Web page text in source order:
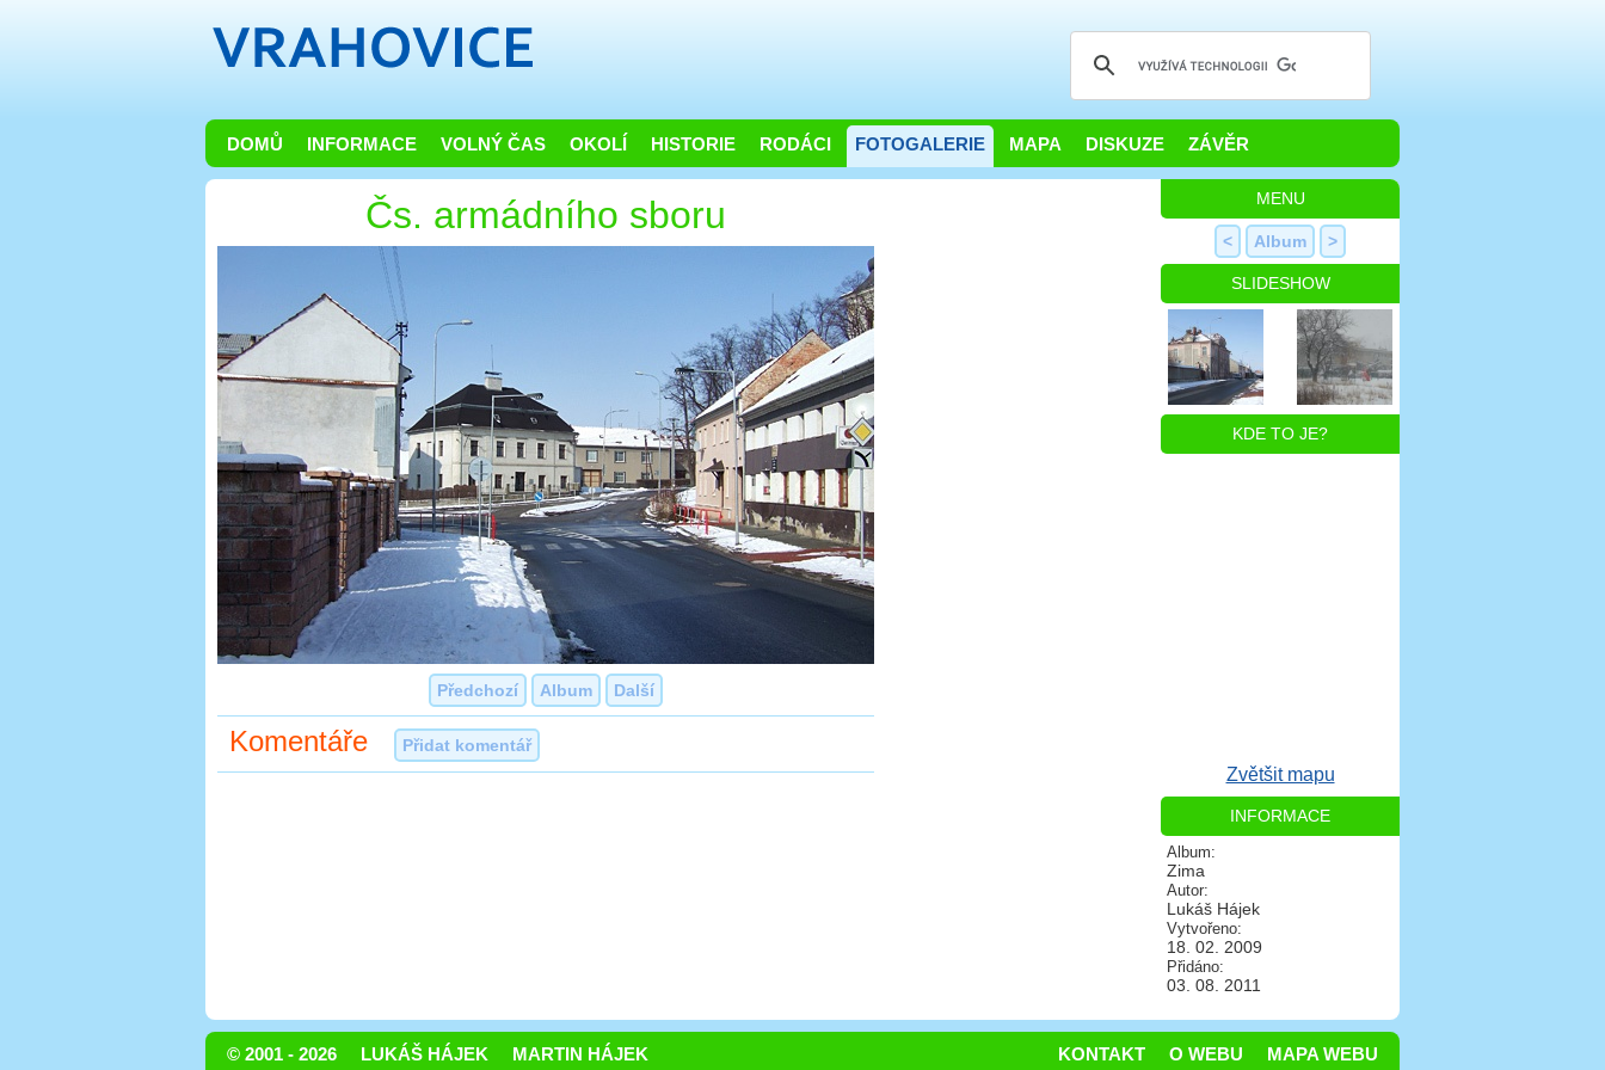
DOMŮ INFORMACE VOLNÝ ČAS OKOLÍ HISTORIE RODÁCI FOTOGALERIE MAPA DISKUZE ZÁVĚR
Čs. armádního sboru
Předchozí Album Další
Komentáře Přidat komentář
MENU
< Album >
SLIDESHOW
KDE TO JE?
Zvětšit mapu
INFORMACE
Album:
Zima
Autor:
Lukáš Hájek
Vytvořeno:
18. 02. 2009
Přidáno:
03. 08. 2011
© 2001 - 2026 LUKÁŠ HÁJEK MARTIN HÁJEK MAPA WEBU
O WEBU
KONTAKT